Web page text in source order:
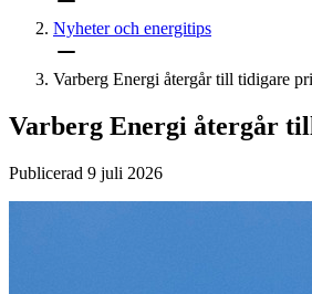
Nyheter och energitips
Varberg Energi återgår till tidigare
Varberg Energi återgår
Publicerad 9 juli 2026